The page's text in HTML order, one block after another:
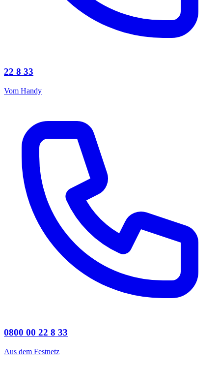
22 8 33
Vom Handy
0800 00 22 8 33
Aus dem Festnetz